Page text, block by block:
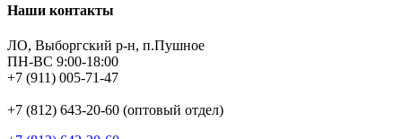
Наши контакты
ЛО, Выборгский р-н, п.Пушное
ПН-ВС 9:00-18:00
+7 (911) 005-71-47
+7 (812) 643-20-60 (оптовый отдел)